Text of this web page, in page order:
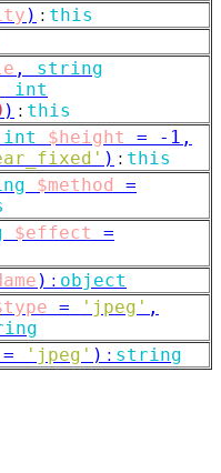
) : this
, string
int
) : this
int $height =
-1,
) : this
$method
=
$effect
=
) : object
= 'jpeg' ,
= 'jpeg' ) : string